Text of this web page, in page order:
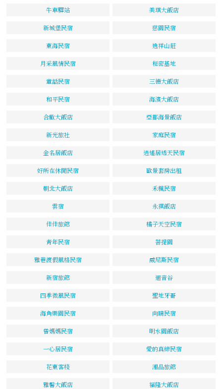
牛車驛站 美琪大飯店
新城堡民宿 慈園民宿
東海民宿 逸祥山莊
月采風情民宿 秘密基地
童話民宿 三德大飯店
和平民宿 海濱大飯店
合歡大飯店 亞都海景飯店
新光旅社 家庭民宿
金名居飯店 逍遙居透天民宿
好所在休閒民宿 歐景套房出租
朝北大飯店 禾楓民宿
雲宿 永祺飯店
佳佳旅館 橘子天空民宿
青年民宿 菩提園
雅巷渡假風格民宿 威尼斯民宿
新宿旅館 迴音谷
四季微風民宿 聖地牙哥
海角樂園民宿 向晴民宿
曾媽媽民宿 明水園飯店
一心居民宿 愛的真締民宿
花東客棧 湘品旅館
雅馨大飯店 福隆大飯店